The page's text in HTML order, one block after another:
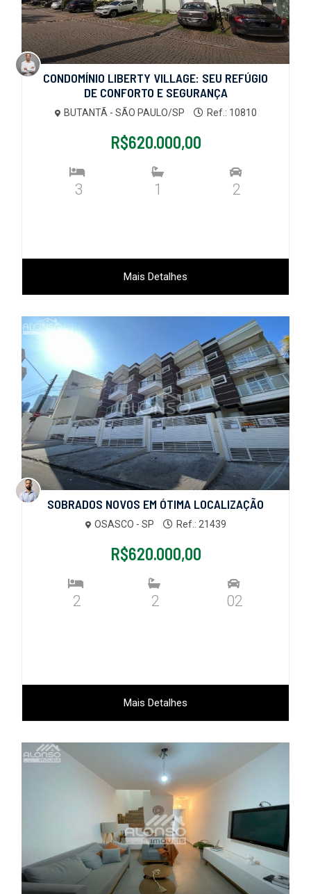
CONDOMÍNIO LIBERTY VILLAGE: SEU REFÚGIO
DE CONFORTO E SEGURANÇA
BUTANTÃ - SÃO PAULO/SP Ref.: 10810
R$620.000,00
3 1 2
Mais Detalhes
SOBRADOS NOVOS EM ÓTIMA LOCALIZAÇÃO
OSASCO - SP Ref.: 21439
R$620.000,00
2 2 02
Mais Detalhes